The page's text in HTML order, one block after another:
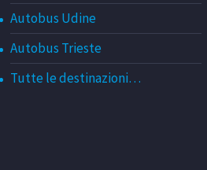
Autobus Udine
Autobus Trieste
Tutte le destinazioni…